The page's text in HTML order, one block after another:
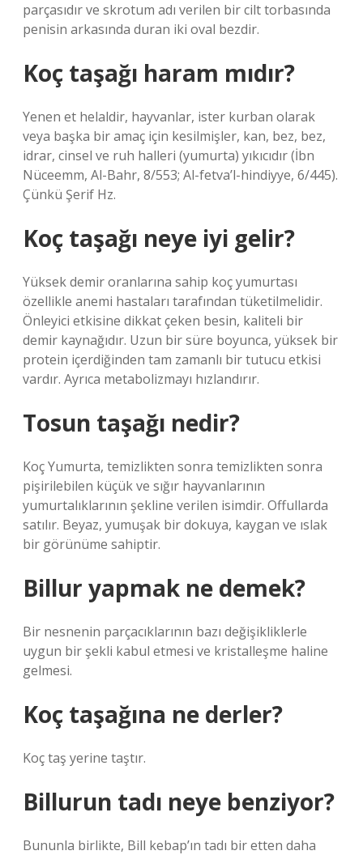
parçasıdır ve skrotum adı verilen bir cilt torbasında
penisin arkasında duran iki oval bezdir.
Koç taşağı haram mıdır?
Yenen et helaldir, hayvanlar, ister kurban olarak
veya başka bir amaç için kesilmişler, kan, bez, bez,
idrar, cinsel ve ruh halleri (yumurta) yıkıcıdır (İbn
Nüceemm, Al-Bahr, 8/553; Al-fetva’l-hindiyye, 6/445).
Çünkü Şerif Hz.
Koç taşağı neye iyi gelir?
Yüksek demir oranlarına sahip koç yumurtası
özellikle anemi hastaları tarafından tüketilmelidir.
Önleyici etkisine dikkat çeken besin, kaliteli bir
demir kaynağıdır. Uzun bir süre boyunca, yüksek bir
protein içerdiğinden tam zamanlı bir tutucu etkisi
vardır. Ayrıca metabolizmayı hızlandırır.
Tosun taşağı nedir?
Koç Yumurta, temizlikten sonra temizlikten sonra
pişirilebilen küçük ve sığır hayvanlarının
yumurtalıklarının şekline verilen isimdir. Offullarda
satılır. Beyaz, yumuşak bir dokuya, kaygan ve ıslak
bir görünüme sahiptir.
Billur yapmak ne demek?
Bir nesnenin parçacıklarının bazı değişikliklerle
uygun bir şekli kabul etmesi ve kristalleşme haline
gelmesi.
Koç taşağına ne derler?
Koç taş yerine taştır.
Billurun tadı neye benziyor?
Bununla birlikte, Bill kebap’ın tadı bir etten daha